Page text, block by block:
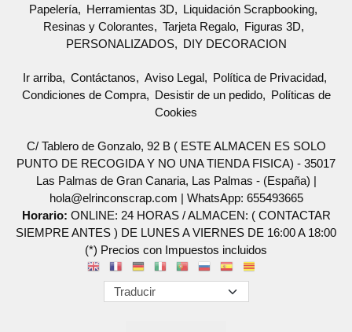
Papelería
Herramientas 3D
Liquidación Scrapbooking
Resinas y Colorantes
Tarjeta Regalo
Figuras 3D
PERSONALIZADOS
DIY DECORACION
Ir arriba Contáctanos Aviso Legal
Política de Privacidad
Condiciones de Compra
Desistir de un pedido
Políticas de
Cookies
C/ Tablero de Gonzalo, 92 B ( ESTE ALMACEN ES SOLO
PUNTO DE RECOGIDA Y NO UNA TIENDA FISICA) - 35017
Las Palmas de Gran Canaria, Las Palmas - (España) |
hola@elrinconscrap.com | WhatsApp: 655493665
Horario: ONLINE: 24 HORAS / ALMACEN: ( CONTACTAR
SIEMPRE ANTES ) DE LUNES A VIERNES DE 16:00 A 18:00
(*) Precios con Impuestos incluidos